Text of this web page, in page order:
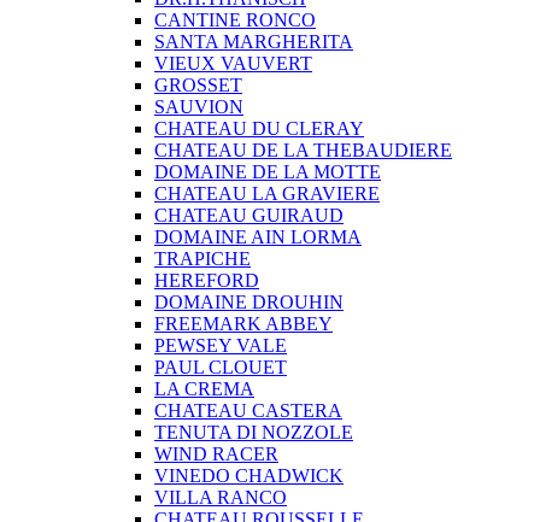
CANTINE RONCO
SANTA MARGHERITA
VIEUX VAUVERT
GROSSET
SAUVION
CHATEAU DU CLERAY
CHATEAU DE LA THEBAUDIERE
DOMAINE DE LA MOTTE
CHATEAU LA GRAVIERE
CHATEAU GUIRAUD
DOMAINE AIN LORMA
TRAPICHE
HEREFORD
DOMAINE DROUHIN
FREEMARK ABBEY
PEWSEY VALE
PAUL CLOUET
LA CREMA
CHATEAU CASTERA
TENUTA DI NOZZOLE
WIND RACER
VINEDO CHADWICK
VILLA RANCO